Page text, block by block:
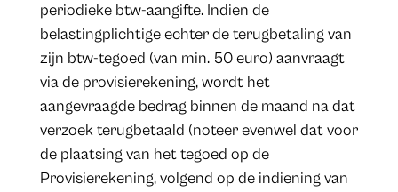
periodieke btw-aangifte. Indien de
belastingplichtige echter de terugbetaling van
zijn btw-tegoed (van min. 50 euro) aanvraagt
via de provisierekening, wordt het
aangevraagde bedrag binnen de maand na dat
verzoek terugbetaald (noteer evenwel dat voor
de plaatsing van het tegoed op de
Provisierekening, volgend op de indiening van